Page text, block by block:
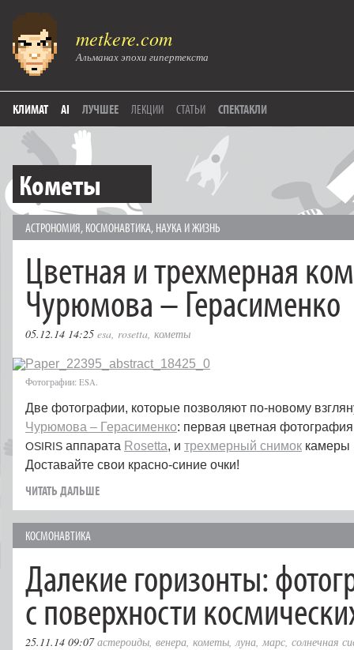
metkere.com
Альманах эпохи гипертекста
КЛИМАТ AI ЛУЧШЕЕ ЛЕКЦИИ СТАТЬИ СПЕКТАКЛИ
Кометы
АСТРОНОМИЯ, КОСМОНАВТИКА, НАУКА И ЖИЗНЬ
Цветная и трехмерная
Чурюмова – Герасименко
05.12.14 14:25 esa, rosetta, кометы
Фотографии: ESA
Две фотографии, которые позволяют по-новому
Чурюмова – Герасименко: первая цветная
OSIRIS аппарата Rosetta, и трехмерный снимок камеры
Доставайте свои красно-синие очки!
ЧИТАТЬ ДАЛЬШЕ
КОСМОНАВТИКА
Далекие горизонты:
с поверхности
25.11.14 09:07 астероиды, венера, кометы,луна,марс, солнечная